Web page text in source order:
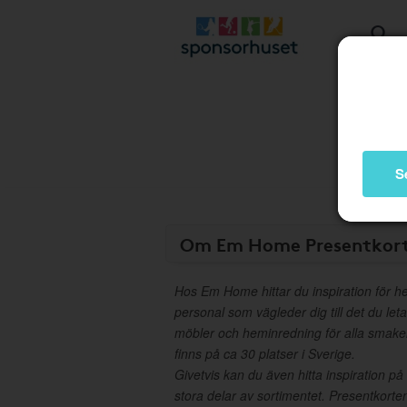
Om Em Home
Hos Em Home hittar du inspiration för
personal som vägleder dig till det du
möbler och heminredning för alla
finns på ca 30 platser i Sverige.
Givetvis kan du även hitta inspiration
stora delar av sortimentet.